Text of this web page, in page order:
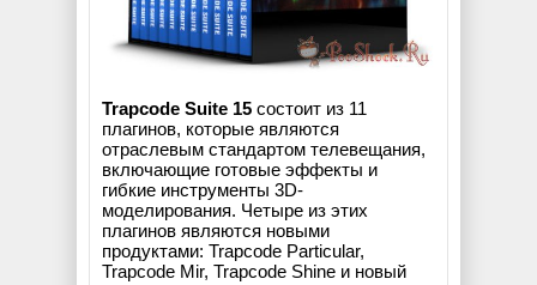
Trapcode Suite 15 состоит из 11
плагинов, которые являются
отраслевым стандартом телевещания,
включающие готовые эффекты и
гибкие инструменты 3D-
моделирования. Четыре из этих
плагинов являются новыми
продуктами: Trapcode Particular,
Trapcode Mir, Trapcode Shine и новый